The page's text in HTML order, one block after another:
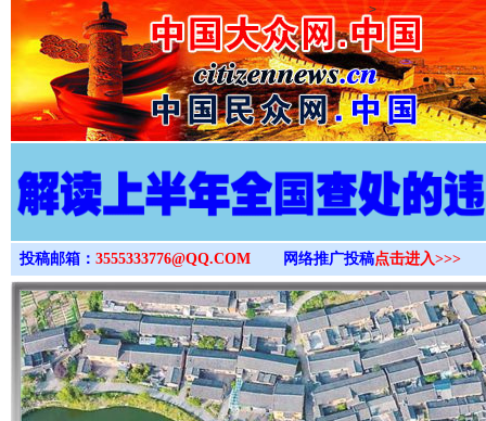
>
投稿邮箱： 3555333776@QQ.COM 网络推广投稿点击进入>>>